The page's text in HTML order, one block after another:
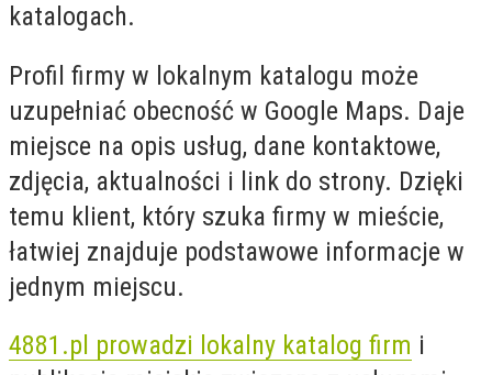
katalogach.
Profil firmy w lokalnym katalogu może
uzupełniać obecność w Google Maps. Daje
miejsce na opis usług, dane kontaktowe,
zdjęcia, aktualności i link do strony. Dzięki
temu klient, który szuka firmy w mieście,
łatwiej znajduje podstawowe informacje w
jednym miejscu.
4881.pl prowadzi lokalny katalog firm i